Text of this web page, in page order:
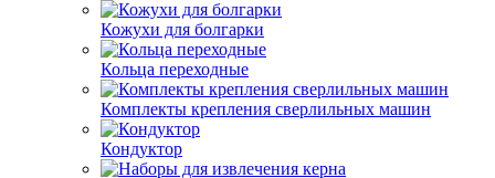
Кожухи для болгарки
Кольца переходные
Комплекты крепления сверлильных машин
Кондуктор